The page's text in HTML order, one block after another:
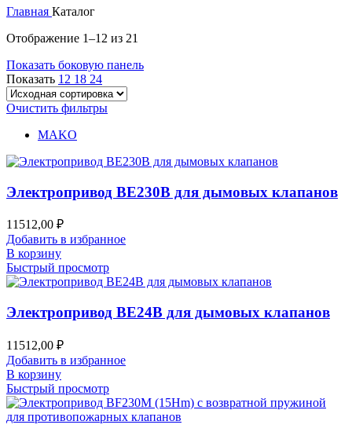
Главная Каталог
Отображение 1–12 из 21
Показать боковую панель
Показать 12 18 24
Очистить фильтры
MAKO
Электропривод BE230B для дымовых клапанов
11512,00 ₽
Добавить в избранное
В корзину
Быстрый просмотр
Электропривод BE24B для дымовых клапанов
11512,00 ₽
Добавить в избранное
В корзину
Быстрый просмотр